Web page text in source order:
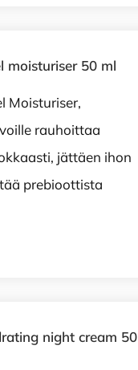
moisturiser 50 ml
Moisturiser,
rauhoittaa
jättäen ihon
prebioottista
night cream 50